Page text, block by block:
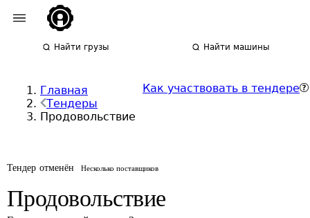
Найти грузы Найти машины
Главная
Тендеры
Продовольствие
Как участвовать в тендере
Тендер отменён Несколько поставщиков
Продовольствие